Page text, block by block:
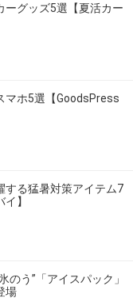
ーグッズ5選【夏活カー
マホ5選【GoodsPress
する猛暑対策アイテム7
】
のう”「アイスパック」
場